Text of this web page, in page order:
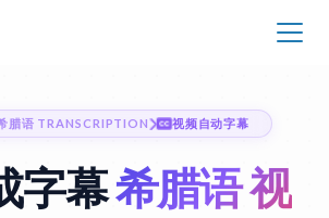
腊语 TRANSCRIPTION 视频自动字幕
字幕希腊语 视